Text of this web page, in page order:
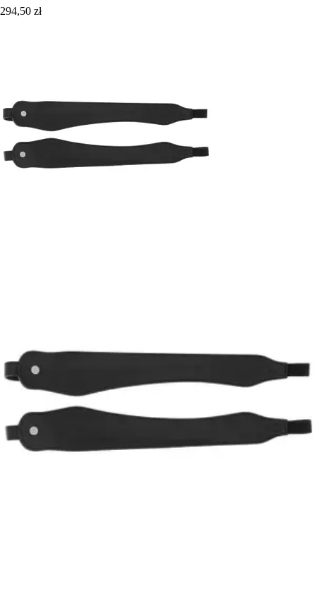
294,50 zł